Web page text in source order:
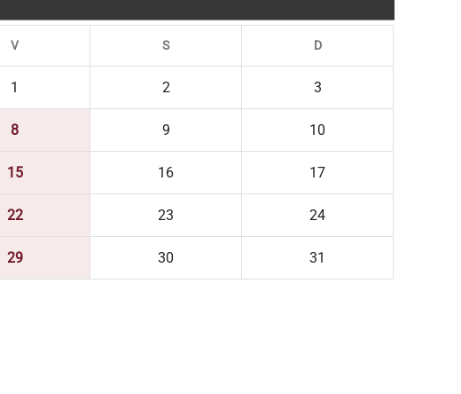
V S D
1 2 3
8 9 10
15 16 17
22 23 24
29 30 31